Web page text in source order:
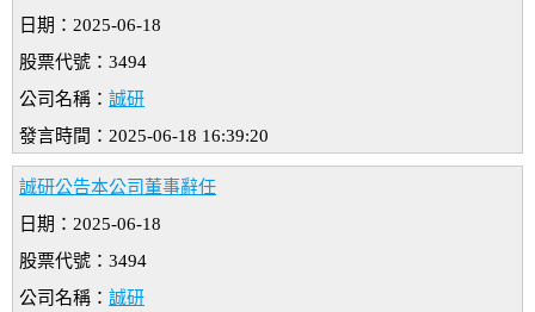
日期：2025-06-18
股票代號：3494
公司名稱： 誠研
發言時間：2025-06-18 16:39:20
誠研公告本公司董事辭任
日期：2025-06-18
股票代號：3494
公司名稱： 誠研